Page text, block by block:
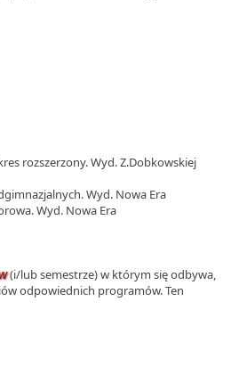
rozszerzony. Wyd. Z.Dobkowskiej
Wyd. Nowa Era
Wyd. Nowa Era
(i/lub semestrze) w którym się odbywa,
odpowiednich programów. Ten